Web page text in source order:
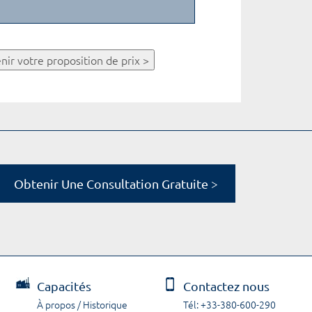
votre proposition de prix >
Obtenir Une Consultation Gratuite >
Capacités
À propos / Historique
Contactez nous
Tél: +33-380-600-290